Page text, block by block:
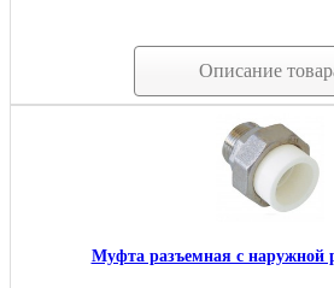
Описание
Муфта разъемная с наружной